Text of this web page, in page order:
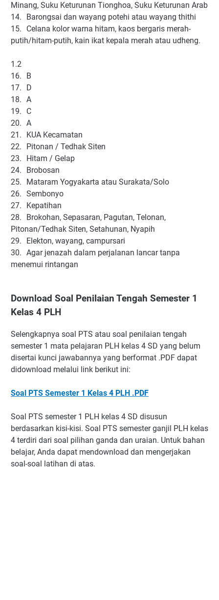
Minang, Suku Keturunan Tionghoa, Suku Keturunan Arab
14.
Barongsai dan wayang potehi atau wayang thithi
15.
Celana kolor warna hitam, kaos bergaris merah-
putih/hitam-putih, kain ikat kepala merah atau udheng.
1.2
16.
B
17.
D
18. A
19.
C
20. A
21.
KUA Kecamatan
22.
Pitonan / Tedhak Siten
23.
Hitam / Gelap
24.
Brobosan
25.
Mataram Yogyakarta atau Surakata/Solo
26. Sembonyo
27.
Kepatihan
28.
Brokohan, Sepasaran, Pagutan, Telonan,
Pitonan/Tedhak Siten, Setahunan, Nyapih
29.
Elekton, wayang, campursari
30. Agar jenazah dalam perjalanan lancar tanpa
menemui rintangan
Download Soal Penilaian Tengah Semester 1
Kelas 4 PLH
Selengkapnya soal PTS atau soal penilaian tengah
semester 1 mata pelajaran PLH kelas 4 SD yang belum
disertai kunci jawabannya yang berformat .PDF dapat
didownload melalui link berikut ini:
Soal PTS Semester 1 Kelas 4 PLH .PDF
Soal PTS semester 1 PLH kelas 4 SD disusun
berdasarkan kisi-kisi. Soal PTS semester ganjil PLH kelas
4 terdiri dari soal pilihan ganda dan uraian. Untuk bahan
belajar, Anda dapat mendownload dan mengerjakan
soal-soal latihan di atas.